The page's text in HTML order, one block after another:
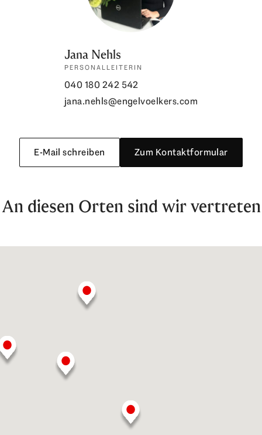
Jana Nehls
PERSONALLEITERIN
040 180 242 542
jana.nehls@engelvoelkers.com
E-Mail schreiben Zum Kontaktformular
An diesen Orten sind wir vertreten